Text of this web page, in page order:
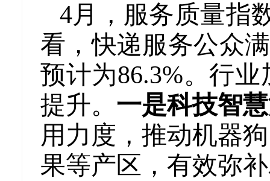
4月，服务质量指
看，快递服务公众
预计为86.3%。行
提升。 一是科技智
用力度，推动机器
果等产区，有效弥